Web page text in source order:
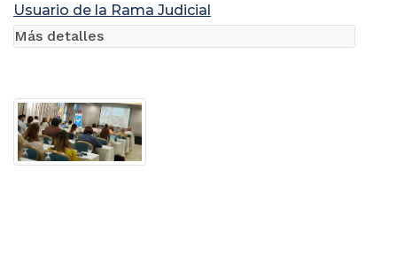
Consejo Superior de la Judicatura avanza en la
construcción del nuevo Modelo de Atención al